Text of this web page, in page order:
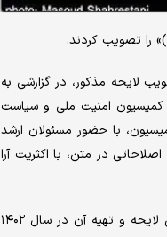
را تصویب کردند.
لایحه مذکور، در گزارشی به
کمیسیون امنیت ملی و سیاست
اصلی ارائه شده بود، در جلسه روز یکشنبه، ۲۴ فروردین ماه ۱۴۰۴ این کمیسیون، با حضور مسئولان ارشد
در متن، با اکثریت آرا
سردار طلایی‌نیک، سخنگوی وزارت دفاع و نماینده دولت در جلسه هم در سخنانی ضمن اشاره به پیشینه این لایحه و تهیه آن در سال ۱۴۰۲